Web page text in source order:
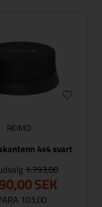
REIMO
4x4 svart
1.793,00
SEK
103,00